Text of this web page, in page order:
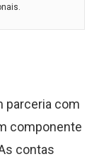
parceria com
componente
contas